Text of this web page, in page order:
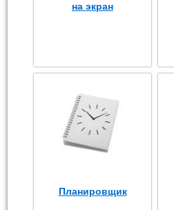
на экран
Планировщик